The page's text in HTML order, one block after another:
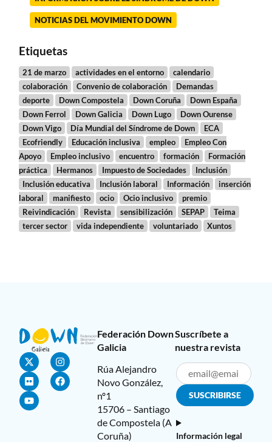
NOTICIAS DEL MOVIMIENTO DOWN
Etiquetas
21 de marzo actividades en el entorno
calendario
colaboración
Convenio de colaboración
Demandas
deporte
Down Compostela Down Coruña
Down España
Down Ferrol
Down Galicia Down Lugo
Down Ourense
Down Vigo
Día Mundial del Síndrome de Down
ECA
Ecofriendly
Educación inclusiva empleo
Empleo Con
Apoyo
Empleo inclusivo encuentro formación
Formación
práctica
Hermanos Impuesto de Sociedades
Inclusión
Inclusión educativa
Inclusión laboral Información
inserción
laboral
manifiesto ocio Ocio inclusivo
premio
Reivindicación
Revista sensibilización SEPAP
Teima
tercer sector
vida independiente voluntariado Xuntos
Federación Down
Galicia
Rúa Alejandro
Novo González,
nº1
15706 – Santiago
de Compostela (A
Coruña)
Suscríbete a
nuestra revista
Información legal